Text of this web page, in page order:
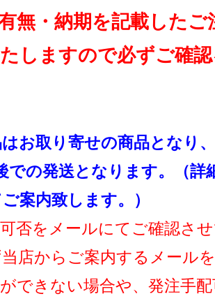
無・納期を記載したご
しますので必ずご確
お取り寄せの商品となり
での発送となります。（詳
案内致します。）
否をメールにてご確認さ
店からご案内するメール
できない場合や、発注手